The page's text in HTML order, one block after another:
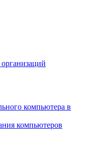
компьютера в
компьютеров